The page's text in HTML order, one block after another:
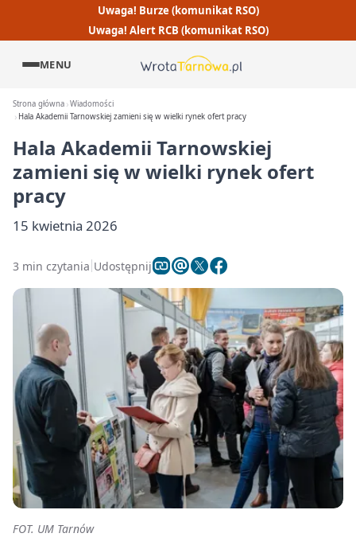
Uwaga! Burze (komunikat RSO)
Uwaga! Alert RCB (komunikat RSO)
MENU
Strona główna Wiadomości
Hala Akademii Tarnowskiej zamieni się w wielki rynek ofert pracy
Hala Akademii Tarnowskiej
zamieni się w wielki rynek ofert
pracy
15 kwietnia 2026
3 min czytania Udostępnij
FOT. UM Tarnów